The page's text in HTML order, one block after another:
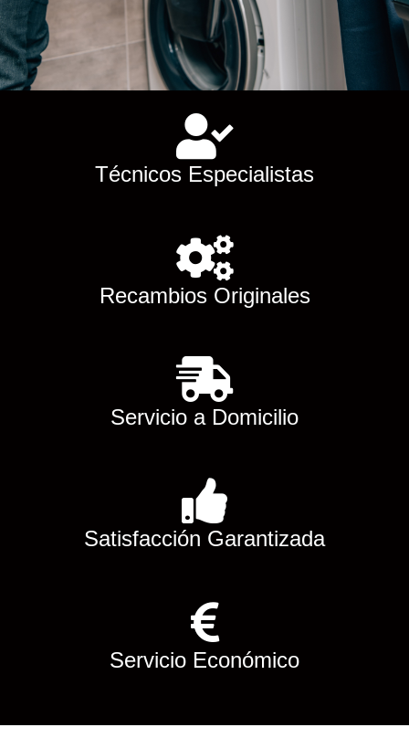
Técnicos Especialistas
Recambios Originales
Servicio a Domicilio
Satisfacción Garantizada
Servicio Económico